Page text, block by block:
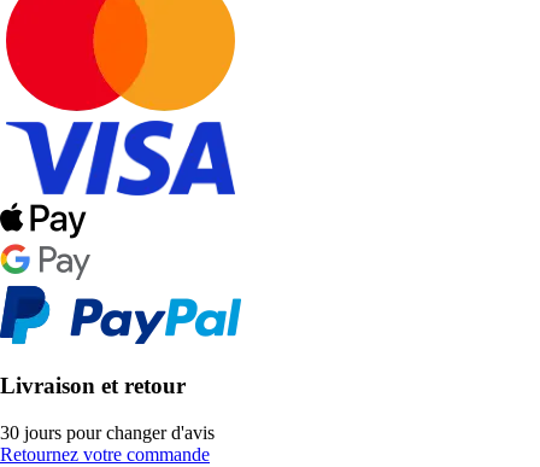
Livraison et retour
30 jours pour changer d'avis
Retournez votre commande